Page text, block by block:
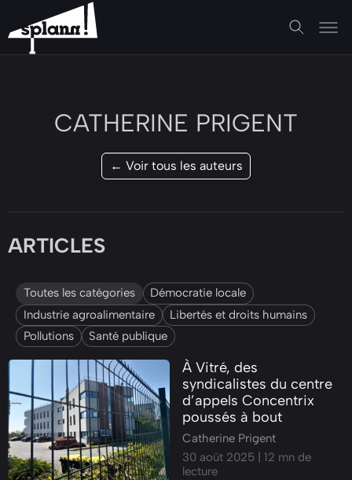
CATHERINE PRIGENT
← Voir tous les auteurs
ARTICLES
Toutes les catégories
Démocratie locale
Industrie agroalimentaire
Libertés et droits humains
Pollutions
Santé publique
LIBERTÉS ET DROITS
HUMAINS
À Vitré, des
syndicalistes du centre
d’appels Concentrix
poussés à bout
Catherine Prigent
30 août 2025 | 12 mn de
lecture